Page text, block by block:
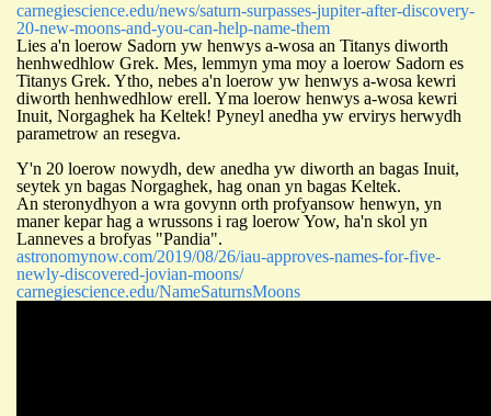
carnegiescience.edu/news/saturn-surpasses-jupiter-after-discovery-
20-new-moons-and-you-can-help-name-them
Lies a'n loerow Sadorn yw henwys a-wosa an Titanys diworth
henhwedhlow Grek. Mes, lemmyn yma moy a loerow Sadorn es
Titanys Grek. Ytho, nebes a'n loerow yw henwys a-wosa kewri
diworth henhwedhlow erell. Yma loerow henwys a-wosa kewri
Inuit, Norgaghek ha Keltek! Pyneyl anedha yw ervirys herwydh
parametrow an resegva.
Y'n 20 loerow nowydh, dew anedha yw diworth an bagas Inuit,
seytek yn bagas Norgaghek, hag onan yn bagas Keltek.
An steronydhyon a wra govynn orth profyansow henwyn, yn
maner kepar hag a wrussons i rag loerow Yow, ha'n skol yn
Lanneves a brofyas "Pandia".
astronomynow.com/2019/08/26/iau-approves-names-for-five-
newly-discovered-jovian-moons/
carnegiescience.edu/NameSaturnsMoons